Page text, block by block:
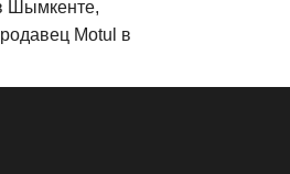
Шымкенте,
Motul в